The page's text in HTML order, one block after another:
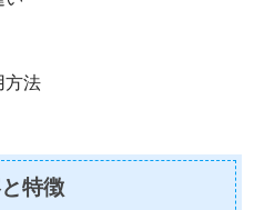
方法
特徴